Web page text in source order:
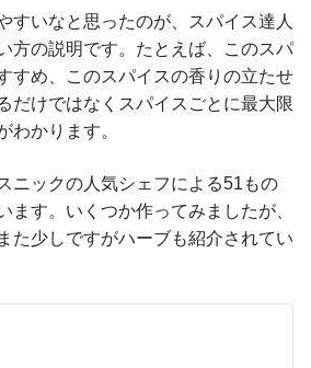
すいなと思ったのが、スパイス達人
方の説明です。たとえば、このスパ
すめ、このスパイスの香りの立たせ
だけではなくスパイスごとに最大限
わかります。
ニックの人気シェフによる51もの
ます。いくつか作ってみましたが、
た少しですがハーブも紹介されてい